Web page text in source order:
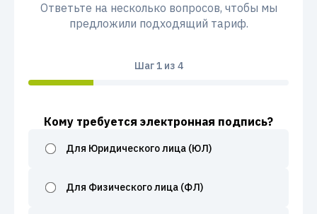
Ответьте на несколько вопросов, чтобы мы
предложили подходящий тариф.
Шаг1из 4
Кому требуется электронная подпись?
Для Юридического лица (ЮЛ)
Для Физического лица (ФЛ)